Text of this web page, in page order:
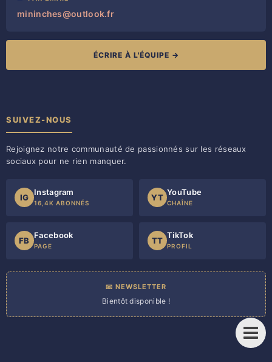
mininches@outlook.fr
ÉCRIRE À L'ÉQUIPE →
SUIVEZ-NOUS
Rejoignez notre communauté de passionnés sur les réseaux
sociaux pour ne rien manquer.
IG
Instagram
16,4K ABONNÉS
YT
YouTube
CHAÎNE
FB
Facebook
PAGE
TT
TikTok
PROFIL
📧 NEWSLETTER
Bientôt disponible !